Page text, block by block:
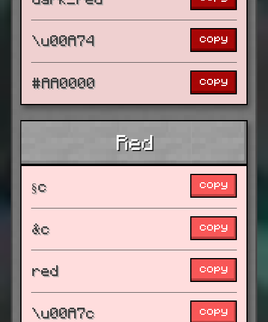
\u00A74 copy
#AA0000 copy
Red
§c copy
&c copy
red copy
\u00A7c copy